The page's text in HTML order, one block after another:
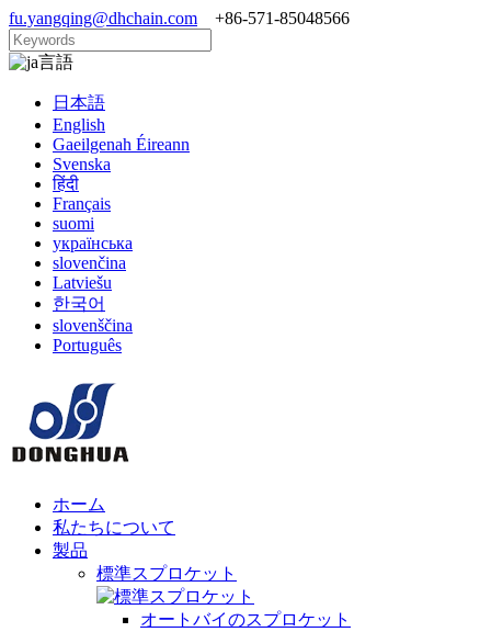
fu.yangqing@dhchain.com +86-571-85048566
言語
日本語
English
Gaeilgenah Éireann
Svenska
हिंदी
Français
suomi
українська
slovenčina
Latviešu
한국어
slovenščina
Português
ホーム
私たちについて
製品
標準スプロケット
オートバイのスプロケット